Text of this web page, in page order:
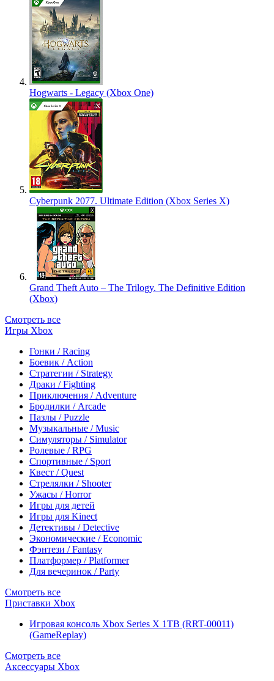
Hogwarts - Legacy (Xbox One)
Cyberpunk 2077. Ultimate Edition (Xbox Series X)
Grand Theft Auto – The Trilogy. The Definitive Edition
(Xbox)
Смотреть все
Игры Xbox
Гонки / Racing
Боевик / Action
Стратегии / Strategy
Драки / Fighting
Приключения / Adventure
Бродилки / Arcade
Пазлы / Puzzle
Музыкальные / Music
Симуляторы / Simulator
Ролевые / RPG
Спортивные / Sport
Квест / Quest
Стрелялки / Shooter
Ужасы / Horror
Игры для детей
Игры для Kinect
Детективы / Detective
Экономические / Economic
Фэнтези / Fantasy
Платформер / Platformer
Для вечеринок / Party
Смотреть все
Приставки Xbox
Игровая консоль Xbox Series X 1TB (RRT-00011)
(GameReplay)
Смотреть все
Аксессуары Xbox